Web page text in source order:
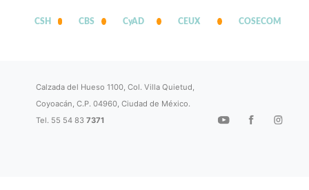
CSH CBS CyAD CEUX COSECOM
Calzada del Hueso 1100, Col. Villa Quietud,
Coyoacán, C.P. 04960, Ciudad de México.
Tel. 55 54 837371